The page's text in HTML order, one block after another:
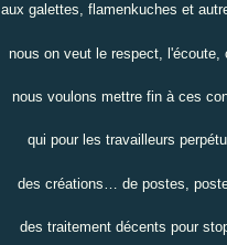
aux galettes, flamenkuches et
nous on veut le respect, l'écoute,
nous voulons mettre fin à ces
qui pour les travailleurs
des créations… de postes,
des traitement décents pour